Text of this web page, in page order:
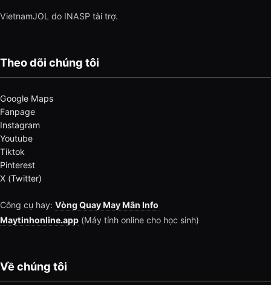
VietnamJOL do INASP tài trợ.
Theo dõi chúng tôi
Google Maps
Fanpage
Instagram
Youtube
Tiktok
Pinterest
X (Twitter)
Công cụ hay: Vòng Quay May Mắn Info
Maytinhonline.app (Máy tính online cho học sinh)
Về chúng tôi